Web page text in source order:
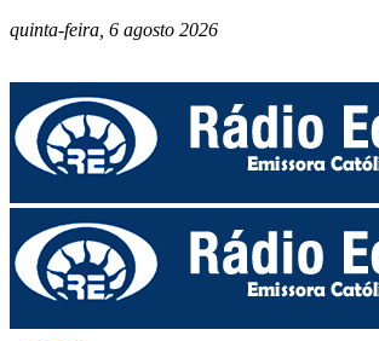
quinta-feira, 6 agosto 2026